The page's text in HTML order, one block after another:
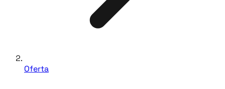
Oferta